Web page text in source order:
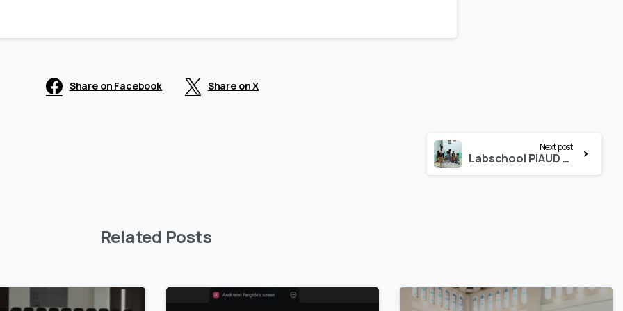
Share on Facebook Share on X
Next post
Labschool PIAUD UIN Palopo Buka Penerimaan Anak Didik Baru, Hadirkan Lingkungan Belajar yang Menyenangkan dan Bermakna
Related Posts